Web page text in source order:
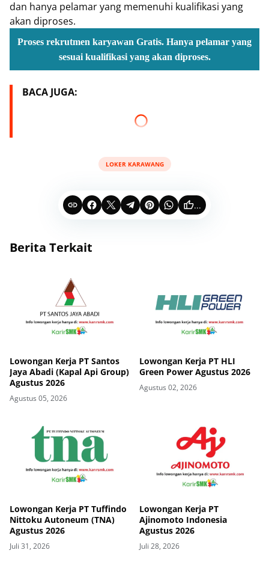
dan hanya pelamar yang memenuhi kualifikasi yang
akan diproses.
Proses rekrutmen karyawan Gratis. Hanya pelamar yang
sesuai kualifikasi yang akan diproses.
BACA JUGA:
LOKER KARAWANG
...
Berita Terkait
Lowongan Kerja PT Santos
Jaya Abadi (Kapal Api Group)
Agustus 2026
Agustus 05, 2026
Lowongan Kerja PT HLI
Green Power Agustus 2026
Agustus 02, 2026
Lowongan Kerja PT Tuffindo
Nittoku Autoneum (TNA)
Agustus 2026
Juli 31, 2026
Lowongan Kerja PT
Ajinomoto Indonesia
Agustus 2026
Juli 28, 2026